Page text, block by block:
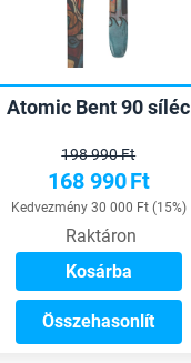
Atomic Bent 90 síléc
198 990 Ft
168 990Ft
Kedvezmény 30 000 Ft (15%)
Raktáron
Kosárba
Összehasonlít